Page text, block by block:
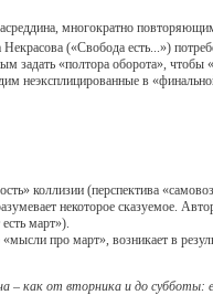
многократно
(«Свобода есть...»)
задать «полтора оборота», чтобы
неэксплицированные в
коллизии (перспектива
некоторое сказуемое.
март»).
про март», возникает в
как от вторника и до субботы: